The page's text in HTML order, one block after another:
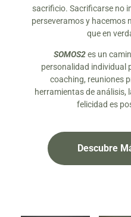
sacrificio. Sacrificarse no
perseveramos y hacemos
que en
SOMOS2es un
personalidad individual
coaching, reuniones
herramientas de análisis,
felicidad es
Descubre